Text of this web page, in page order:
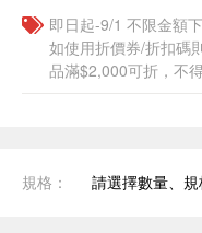
即日起-9/1 不限金額
如使用折價券/折扣碼
品滿$2,000可折，不
規格： 請選擇數量、